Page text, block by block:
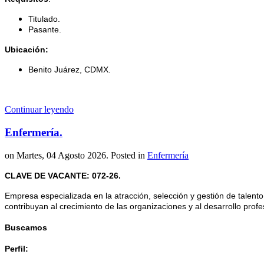
Titulado.
Pasante.
Ubicación:
Benito Juárez, CDMX.
Continuar leyendo
Enfermería.
on Martes, 04 Agosto 2026. Posted in Enfermería
CLAVE DE VACANTE: 072-26.
Empresa especializada en la atracción, selección y gestión de
contribuyan al crecimiento de las organizaciones y al desarrollo
Buscamos
Perfil: